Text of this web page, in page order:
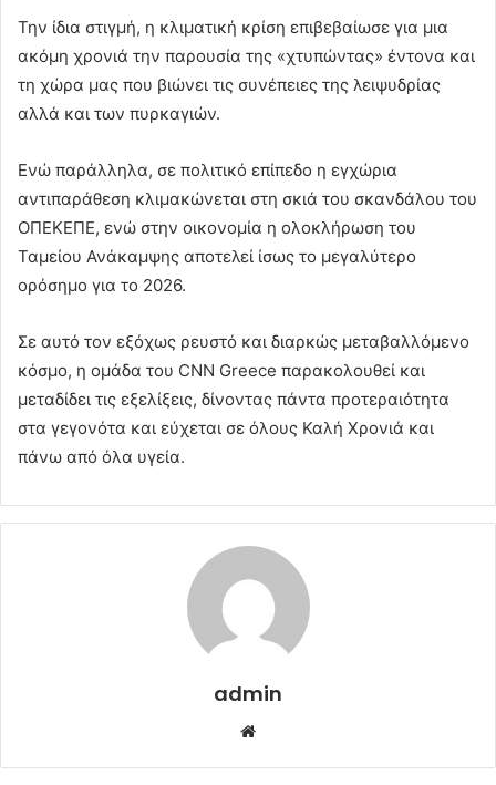
Την ίδια στιγμή, η κλιματική κρίση επιβεβαίωσε για μια
ακόμη χρονιά την παρουσία της «χτυπώντας» έντονα και
τη χώρα μας που βιώνει τις συνέπειες της λειψυδρίας
αλλά και των πυρκαγιών.
Ενώ παράλληλα, σε πολιτικό επίπεδο η εγχώρια
αντιπαράθεση κλιμακώνεται στη σκιά του σκανδάλου του
ΟΠΕΚΕΠΕ, ενώ στην οικονομία η ολοκλήρωση του
Ταμείου Ανάκαμψης αποτελεί ίσως το μεγαλύτερο
ορόσημο για το 2026.
Σε αυτό τον εξόχως ρευστό και διαρκώς μεταβαλλόμενο
κόσμο, η ομάδα του CNN Greece παρακολουθεί και
μεταδίδει τις εξελίξεις, δίνοντας πάντα προτεραιότητα
στα γεγονότα και εύχεται σε όλους Καλή Χρονιά και
πάνω από όλα υγεία.
admin